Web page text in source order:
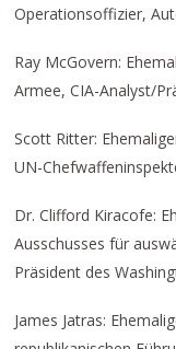
Operationsoffizier,
Ray McGovern:
Armee, CIA-Analyst/
Scott Ritter:
UN-
Dr. Clifford Kiracofe:
Ausschusses für
Präsident des
James Jatras: